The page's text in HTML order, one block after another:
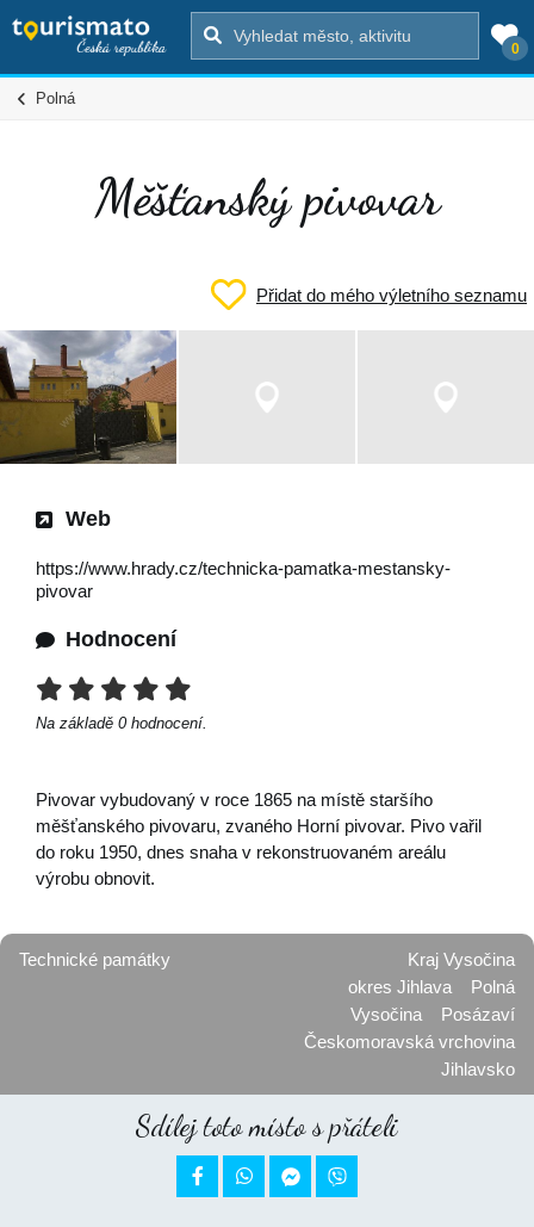
0
Polná
Měšťanský pivovar
Přidat do mého výletního seznamu
Web
https://www.hrady.cz/technicka-pamatka-mestansky-
pivovar
Hodnocení
Na základě 0 hodnocení.
Pivovar vybudovaný v roce 1865 na místě staršího
měšťanského pivovaru, zvaného Horní pivovar. Pivo vařil
do roku 1950, dnes snaha v rekonstruovaném areálu
výrobu obnovit.
Technické památky
Kraj Vysočina
okres Jihlava
Polná
Vysočina
Posázaví
Českomoravská vrchovina
Jihlavsko
Sdílej toto místo s přáteli
 